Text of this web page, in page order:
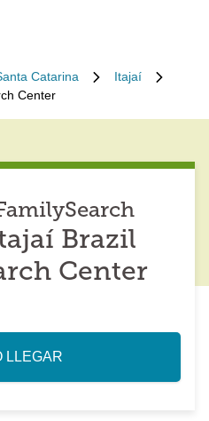
Catarina
Itajaí
Center
Brazil
Center
LLEGAR